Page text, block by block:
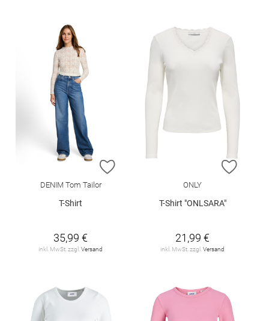
ZUR WUNSCHLISTE HINZUFÜGEN
DENIM Tom Tailor
T-Shirt
35,99 €
inkl. MwSt. zzgl. Versand
ZUR
ONLY
T-Shirt "ONLSARA"
21,99 €
inkl. MwSt. zzgl. Versand